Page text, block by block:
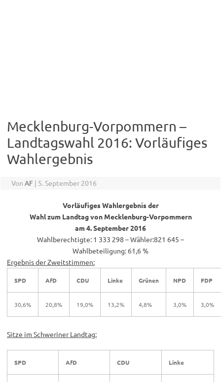
Mecklenburg-Vorpommern –
Landtagswahl 2016: Vorläufiges
Wahlergebnis
Von AF | 5. September 2016
Vorläufiges Wahlergebnis der
Wahl zum Landtag von Mecklenburg-Vorpommern
am 4. September 2016
Wahlberechtigte: 1 333 298 – Wähler:821 645 –
Wahlbeteiligung: 61,6 %
Ergebnis der Zweitstimmen:
SPD AfD CDU Linke Grünen NPD FDP
30,6% 20,8% 19,0% 13,2% 4,8% 3,0% 3,0%
Sitze im Schweriner Landtag:
SPD AfD CDU Linke